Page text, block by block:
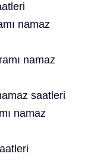
namaz
namaz
saatleri
namaz